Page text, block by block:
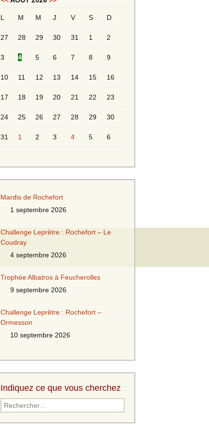
Messieurs 2ème série
Messieurs Golden
L M M J V S D
27 28 29 30 31 1 2
3 4 5 6 7 8 9
10 11 12 13 14 15 16
17 18 19 20 21 22 23
24 25 26 27 28 29 30
31 1 2 3 4 5 6
Mardis de Rochefort
1 septembre 2026
Challenge Leprêtre : Rochefort – Le
Coudray
4 septembre 2026
Trophée Albatros à Feucherolles
9 septembre 2026
Challenge Leprêtre : Rochefort –
Ormesson
10 septembre 2026
Indiquez ce que vous cherchez
Rechercher :